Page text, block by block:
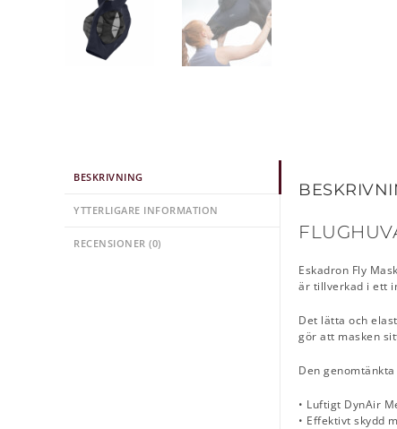
BESKRIVNING
YTTERLIGARE INFORMATION
RECENSIONER (0)
Eskadron Fly
är tillverkad i ett
Det lätta och
gör att masken
Den
• Luftigt DynAir
• Effektivt skydd